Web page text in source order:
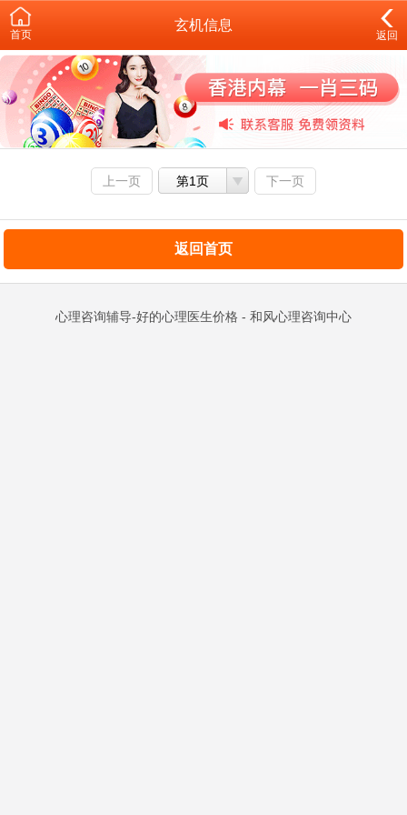
首页
玄机信息
返回
上一页 第1页 下一页
返回首页
心理咨询辅导-好的心理医生价格 - 和风心理咨询中心